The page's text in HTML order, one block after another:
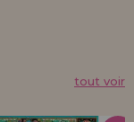
tout voir